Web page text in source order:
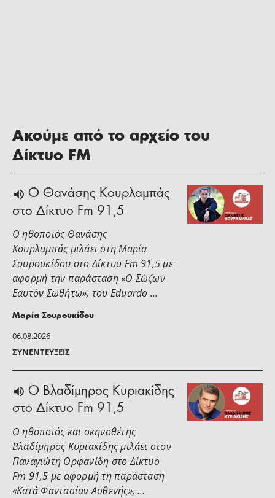
Ακούμε από το αρχείο του
Δίκτυο FM
06.08.2026
ΣΥΝΕΝΤΕΎΞΕΙΣ
Ο Θανάσης Κουρλαμπάς
στο Δίκτυο Fm 91,5
Ο ηθοποιός Θανάσης
Κουρλαμπάς μιλάει στη Μαρία
Σουρουκίδου στο Δίκτυο Fm 91,5 με
αφορμή την παράσταση «Ο Σώζων
Εαυτόν Σωθήτω», του Eduardo …
Μαρία Σουρουκίδου
O Βλαδίμηρος Κυριακίδης
στο Δίκτυο Fm 91,5
Ο ηθοποιός και σκηνοθέτης
Βλαδίμηρος Κυριακίδης μιλάει στoν
Παναγιώτη Ορφανίδη στο Δίκτυο
Fm 91,5 με αφορμή τη παράσταση
«Κατά Φαντασίαν Ασθενής», …